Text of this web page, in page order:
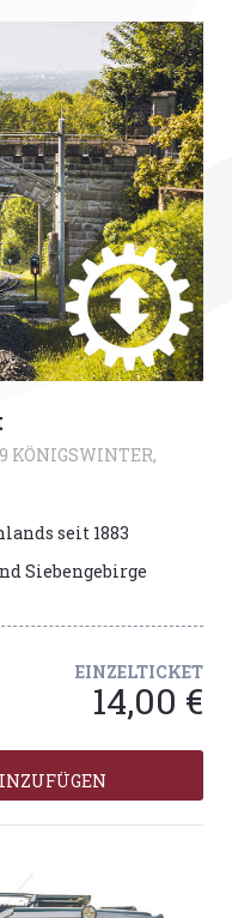
D
seit 1883
Siebengebirge
EINZELTICKET
14,00 €